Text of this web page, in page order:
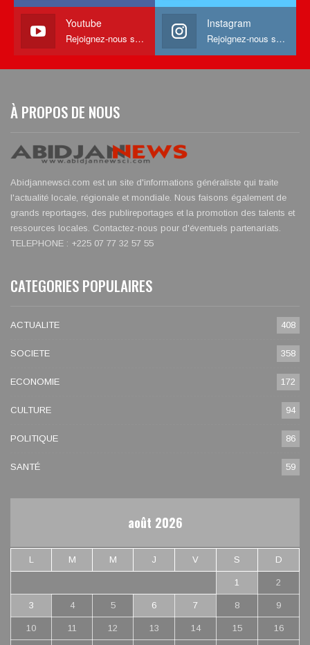
Youtube
Rejoignez-nous sur Youtube
Instagram
Rejoignez-nous sur Instagram
À PROPOS DE NOUS
Abidjannewsci.com est un site d'informations généraliste qui traite
l'actualité locale, régionale et mondiale. Nous faisons également de
grands reportages, des publireportages et la promotion des talents et
ressources locales. Contactez-nous pour d'éventuels partenariats.
TELEPHONE : +225 07 77 32 57 55
CATEGORIES POPULAIRES
ACTUALITE 408
SOCIETE 358
ECONOMIE 172
CULTURE 94
POLITIQUE 86
SANTÉ 59
août 2026
L M M J V S D
1 2
3 4 5 6 7 8 9
10 11 12 13 14 15 16